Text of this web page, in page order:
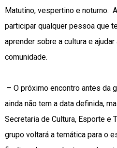
Matutino, vespertino e noturno.
participar qualquer pessoa que
aprender sobre a cultura e
comunidade.
– O próximo encontro antes da
ainda não tem a data definida,
Secretaria de Cultura, Esporte e
grupo voltará a temática para o